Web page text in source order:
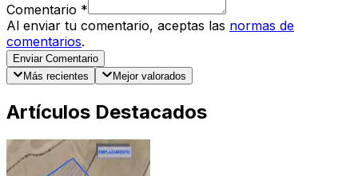
Comentario *
Al enviar tu comentario, aceptas las normas de
comentarios.
Enviar Comentario
Más recientes
Mejor valorados
Artículos Destacados